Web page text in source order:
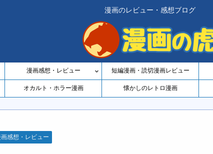
漫画のレビュー・感想ブログ
漫画感想・レビュー 短編漫画・読切漫画レビュー
オカルト・ホラー漫画 懐かしのレトロ漫画
感想・レビュー